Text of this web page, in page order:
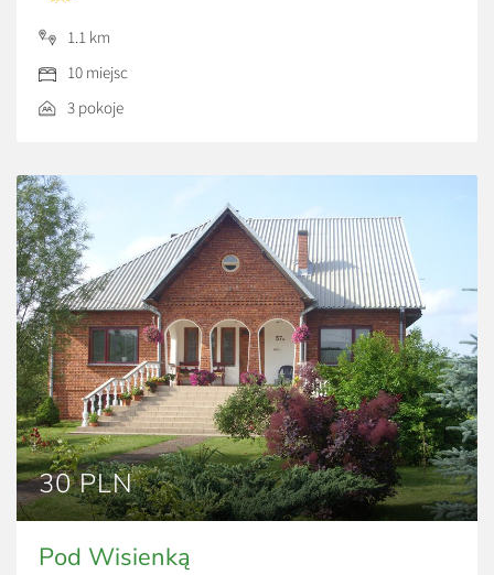
1.1 km
10 miejsc
3 pokoje
30 PLN
Pod Wisienką